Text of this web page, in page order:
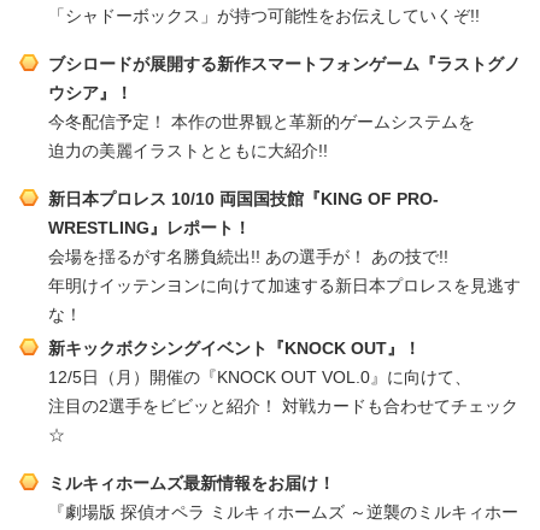
「シャドーボックス」が持つ可能性をお伝えしていくぞ!!
ブシロードが展開する新作スマートフォンゲーム『ラストグノ
ウシア』！
今冬配信予定！ 本作の世界観と革新的ゲームシステムを
迫力の美麗イラストとともに大紹介!!
新日本プロレス 10/10 両国国技館『KING OF PRO-
WRESTLING』レポート！
会場を揺るがす名勝負続出!! あの選手が！ あの技で!!
年明けイッテンヨンに向けて加速する新日本プロレスを見逃す
な！
新キックボクシングイベント『KNOCK OUT』！
12/5日（月）開催の『KNOCK OUT VOL.0』に向けて、
注目の2選手をビビッと紹介！ 対戦カードも合わせてチェック
☆
ミルキィホームズ最新情報をお届け！
『劇場版 探偵オペラ ミルキィホームズ ～逆襲のミルキィホー